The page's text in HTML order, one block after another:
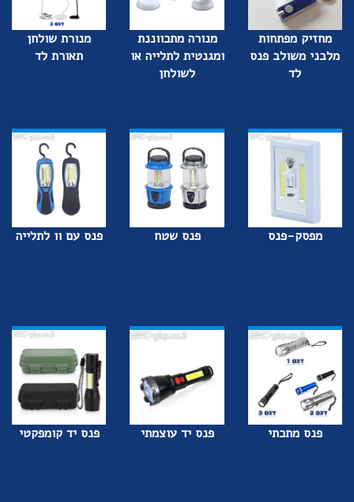
מחזיק מפתחות
מלבני משולב פנס
לד
מנורה מתכווננת
ומגנטית לתלייה או
לשולחן
מנורת שולחן
תאורת לד
מפסק-פנס פנס שטח פנס עם וו לתלייה
פנס מתכתי פנס יד עוצמתי פנס יד קומפקטי